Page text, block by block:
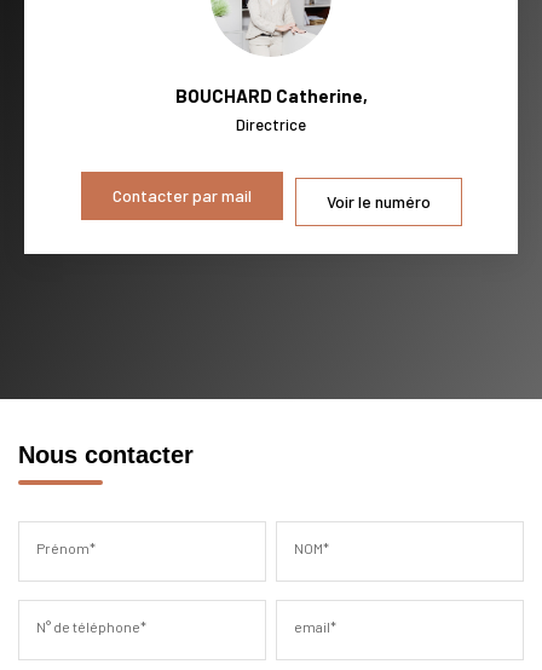
BOUCHARD Catherine,
Directrice
Contacter par mail Voir le numéro
Nous contacter
Prénom* NOM*
N° de téléphone* email*